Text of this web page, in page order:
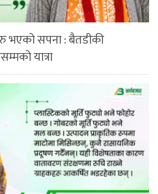
भएको सपना : बैतडीकी
यात्रा